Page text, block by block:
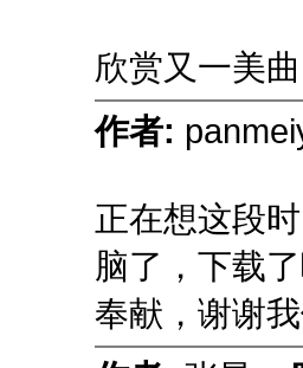
欣赏又一美曲
作者:
正在想这段
脑了，下载
奉献，谢谢